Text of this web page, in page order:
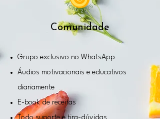
Comunidade
Grupo exclusivo no WhatsApp
Áudios motivacionais e educativos
diariamente
E-book de receitas